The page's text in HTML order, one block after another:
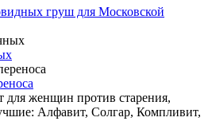
груш для Московской